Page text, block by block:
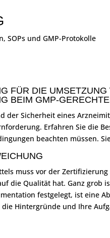
SOPs und GMP-Protokolle
FÜR DIE UMSETZUNG
BEIM GMP-
der Sicherheit eines
Erfahren Sie die
beachten müssen.
muss vor der
die Qualität hat. Ganz grob
festgelegt, ist eine
Hintergründe und Ihre